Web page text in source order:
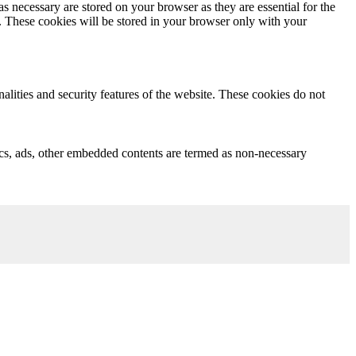
are stored on your browser as they are essential for the
These cookies will be stored in your browser only with your
and security features of the website. These cookies do not
other embedded contents are termed as non-necessary